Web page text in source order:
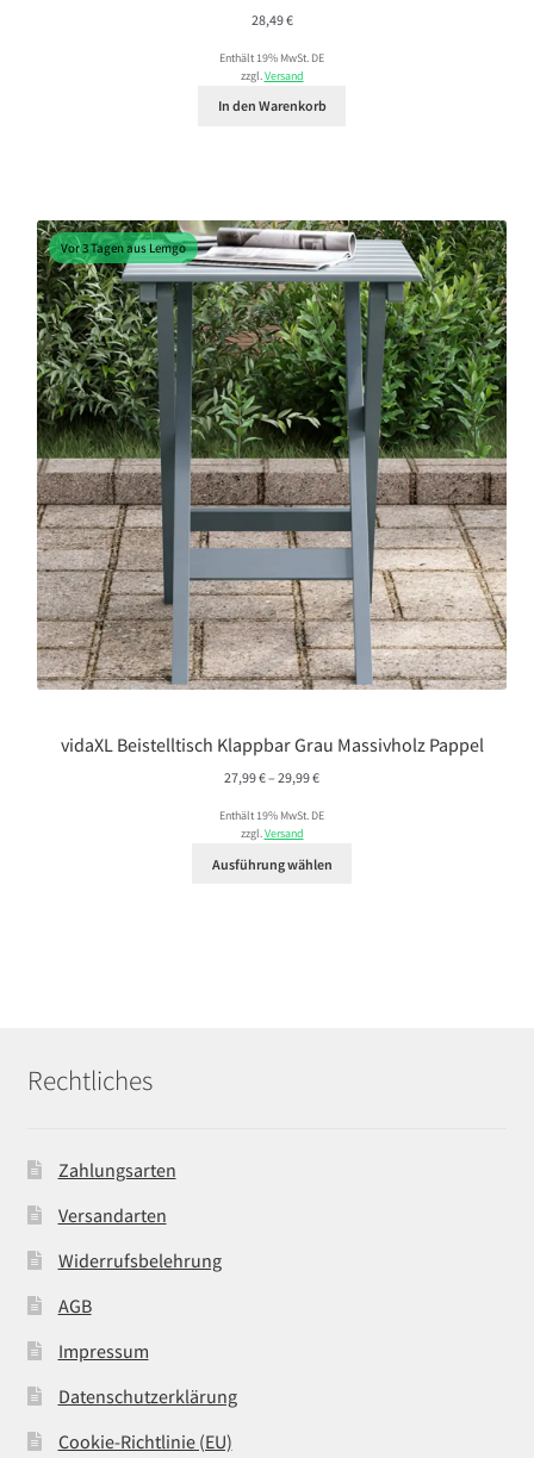
28,49€
Enthält 19% MwSt. DE
zzgl.Versand
In den Warenkorb
Vor 3 Tagen aus Lemgo
vidaXL Beistelltisch Klappbar Grau Massivholz Pappel
27,99€– 29,99€Preisspanne:
bis
Enthält 19% MwSt. DE
zzgl.Versand
Ausführung wählen
Rechtliches
Zahlungsarten
Versandarten
Widerrufsbelehrung
AGB
Impressum
Datenschutzerklärung
Cookie-Richtlinie (EU)